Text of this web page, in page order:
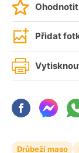
Přidat
Drůbeží maso